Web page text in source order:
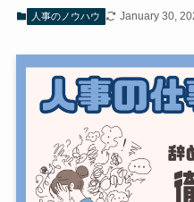
人事のノウハウ January 30,